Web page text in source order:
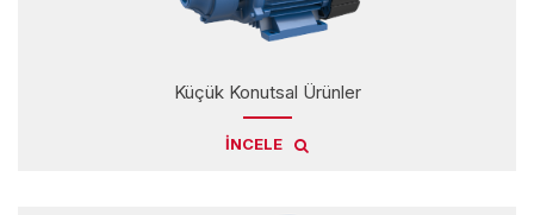
Küçük Konutsal Ürünler
İNCELE